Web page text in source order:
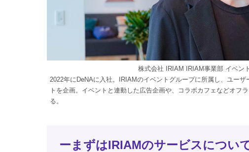
株式会社 IRIAM IRIAM事業部 イベン
2022年にDeNAに入社。IRIAMのイベントグループに所属し、ユー
トを企画。イベントと連動した広告企画や、コラボカフェなどオフ
る。
ーまずはIRIAMのサービスについ